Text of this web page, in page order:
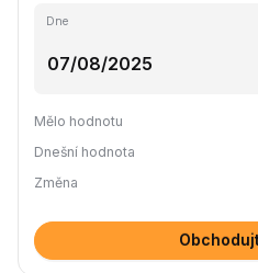
Dne
Mělo hodnotu
Dnešní hodnota
Změna